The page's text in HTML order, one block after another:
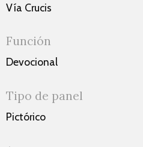
Vía Crucis
Función
Devocional
Tipo de panel
Pictórico